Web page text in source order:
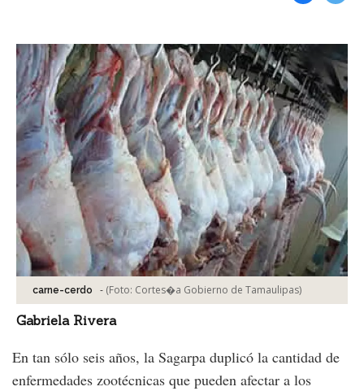
carne-cerdo - (Foto: Cortes�a Gobierno de Tamaulipas)
Gabriela Rivera
En tan sólo seis años, la Sagarpa duplicó la cantidad de
enfermedades zootécnicas que pueden afectar a los